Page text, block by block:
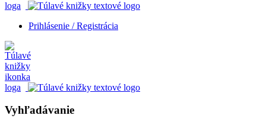
Prihlásenie / Registrácia
Vyhľadávanie